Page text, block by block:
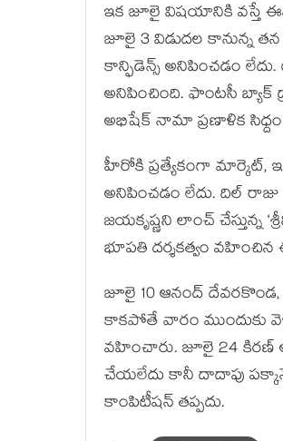
ఇక జూలై విషయానికి వస్తే
జూలై 3 విడుదల కానున్న
కాన్ఫిడెన్స్ అనిపించడం
అనిపించింది. ఫాంటసీ బ్యాక్
అభిషేక్ నామా ప్రణాళిక సిధ్దం
హీరోకి ప్రత్యేకంగా మార్కెట్,
అనిపించడం లేదు. దిల్ రాజు
జయకృష్ణని లాంచ్ చేస్తున్న
భూపతి దర్శకత్వం
జూలై 10 ఆనంద్ దేవరకొండ,
కాకపోతే వారం ముందుకు
వహించారు. జూలై 24 కిరణ్
చేయలేదు కానీ దాదాపు
కాంపిటీషన్ తప్పదు.